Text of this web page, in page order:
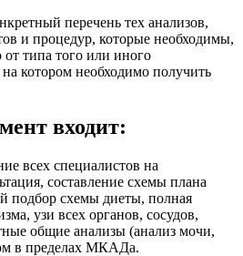
перечень тех анализов,
и процедур, которые необходимы,
от типа того или иного
котором необходимо получить
входит:
всех специалистов на
составление схемы плана
подбор схемы диеты, полная
узи всех органов, сосудов,
общие анализы (анализ мочи,
в пределах МКАДа.